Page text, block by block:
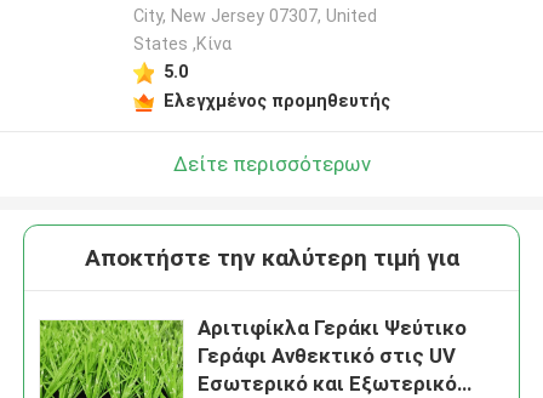
City, New Jersey 07307, United
States ,Κίνα
5.0
Ελεγχμένος προμηθευτής
Δείτε περισσότερων
Αποκτήστε την καλύτερη τιμή για
Αριτιφίκλα Γεράκι Ψεύτικο
Γεράφι Ανθεκτικό στις UV
Εσωτερικό και Εξωτερικό